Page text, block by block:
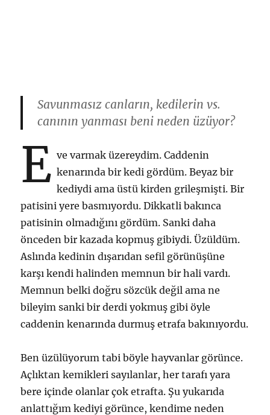
Savunmasız canların, kedilerin vs.
canının yanması beni neden üzüyor?
E ve varmak üzereydim. Caddenin
kenarında bir kedi gördüm. Beyaz bir
kediydi ama üstü kirden grileşmişti. Bir
patisini yere basmıyordu. Dikkatli bakınca
patisinin olmadığını gördüm. Sanki daha
önceden bir kazada kopmuş gibiydi. Üzüldüm.
Aslında kedinin dışarıdan sefil görünüşüne
karşı kendi halinden memnun bir hali vardı.
Memnun belki doğru sözcük değil ama ne
bileyim sanki bir derdi yokmuş gibi öyle
caddenin kenarında durmuş etrafa bakınıyordu.
Ben üzülüyorum tabi böyle hayvanlar görünce.
Açlıktan kemikleri sayılanlar, her tarafı yara
bere içinde olanlar çok etrafta. Şu yukarıda
anlattığım kediyi görünce, kendime neden